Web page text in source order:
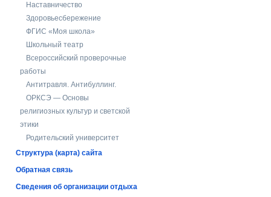
Наставничество
Здоровьесбережение
ФГИС «Моя школа»
Школьный театр
Всероссийский проверочные
работы
Антитравля. Антибуллинг.
ОРКСЭ — Основы
религиозных культур и светской
этики
Родительский университет
Структура (карта) сайта
Обратная связь
Сведения об организации отдыха